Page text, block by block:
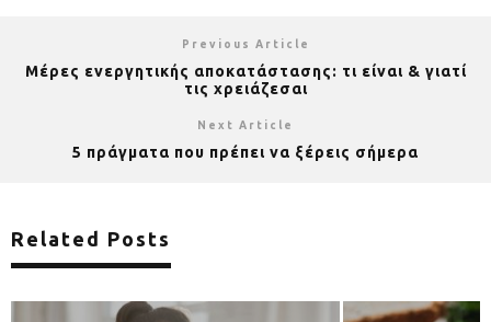
Previous Article
Μέρες ενεργητικής αποκατάστασης: τι είναι & γιατί
τις χρειάζεσαι
Next Article
5 πράγματα που πρέπει να ξέρεις σήμερα
Related Posts